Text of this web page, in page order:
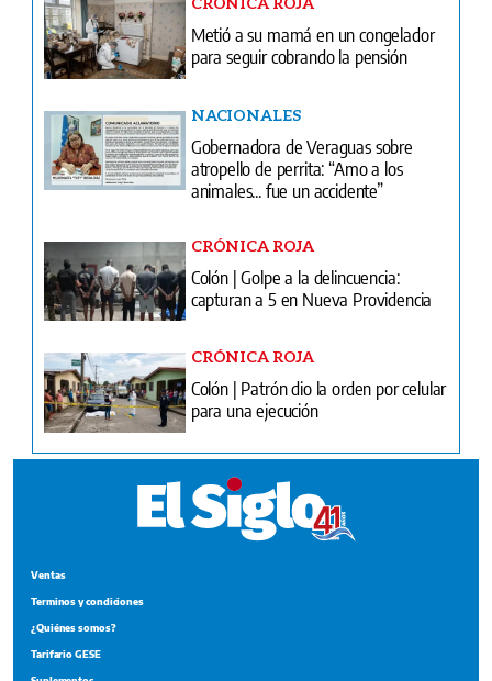
Metió a su mamá en un congelador
para seguir cobrando la pensión
NACIONALES
Gobernadora de Veraguas sobre
atropello de perrita: “Amo a los
animales... fue un accidente”
CRÓNICA ROJA
Colón | Golpe a la delincuencia:
capturan a 5 en Nueva Providencia
CRÓNICA ROJA
Colón | Patrón dio la orden por celular
para una ejecución
Ventas
Terminos y condiciones
¿Quiénes somos?
Tarifario GESE